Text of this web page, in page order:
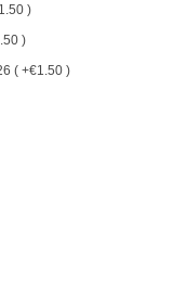
)
)
( +€1.50 )